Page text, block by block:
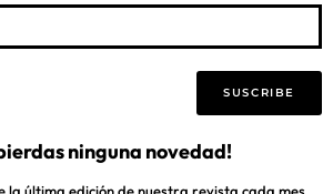
SUSCRIBE
ninguna novedad!